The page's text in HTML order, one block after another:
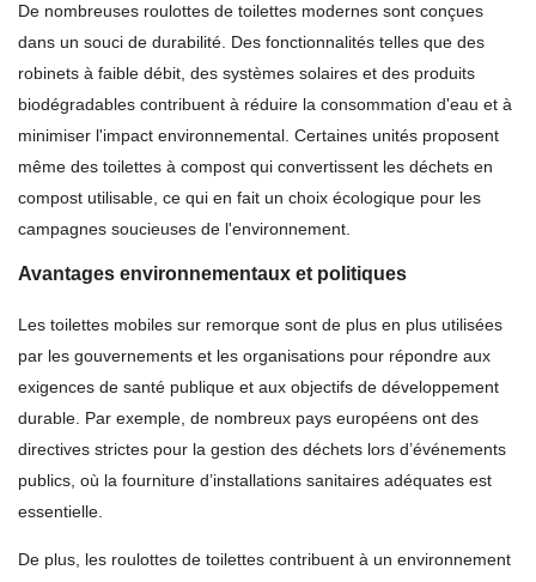
De nombreuses roulottes de toilettes modernes sont conçues
dans un souci de durabilité. Des fonctionnalités telles que des
robinets à faible débit, des systèmes solaires et des produits
biodégradables contribuent à réduire la consommation d'eau et à
minimiser l'impact environnemental. Certaines unités proposent
même des toilettes à compost qui convertissent les déchets en
compost utilisable, ce qui en fait un choix écologique pour les
campagnes soucieuses de l'environnement.
Avantages environnementaux et politiques
Les toilettes mobiles sur remorque sont de plus en plus utilisées
par les gouvernements et les organisations pour répondre aux
exigences de santé publique et aux objectifs de développement
durable. Par exemple, de nombreux pays européens ont des
directives strictes pour la gestion des déchets lors d’événements
publics, où la fourniture d’installations sanitaires adéquates est
essentielle.
De plus, les roulottes de toilettes contribuent à un environnement